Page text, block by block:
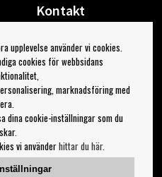
Kontakt
Din sida
Logga ut
från Bengans
för nyhetsbrev
upplevelse använder vi cookies.
cookies för webbsidans
marknadsföring med
dina cookie-inställningar som du
vi använderhittar du här.